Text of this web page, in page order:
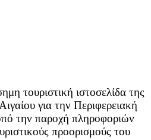
τουριστική ιστοσελίδα της
για την Περιφερειακή
την παροχή πληροφοριών
προορισμούς του